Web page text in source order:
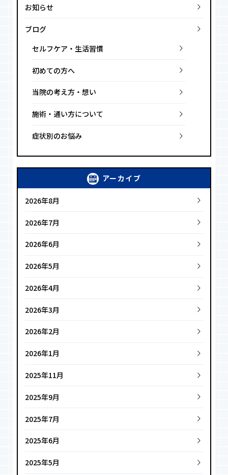
お知らせ
ブログ
セルフケア・生活習慣
初めての方へ
当院の考え方・想い
施術・通い方について
症状別のお悩み
アーカイブ
2026年8月
2026年7月
2026年6月
2026年5月
2026年4月
2026年3月
2026年2月
2026年1月
2025年11月
2025年9月
2025年7月
2025年6月
2025年5月